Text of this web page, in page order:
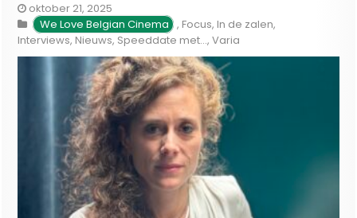
oktober 21, 2025
We Love Belgian Cinema , Focus, In de zalen,
Interviews, Nieuws, Speeddate met...,Varia